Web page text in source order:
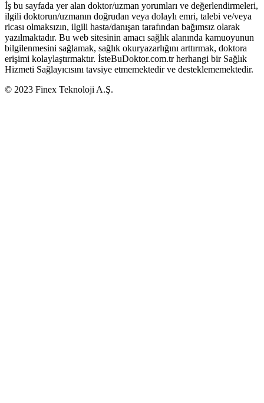
İş bu sayfada yer alan doktor/uzman yorumları ve değerlendirmeleri,
ilgili doktorun/uzmanın doğrudan veya dolaylı emri, talebi ve/veya
ricası olmaksızın, ilgili hasta/danışan tarafından bağımsız olarak
yazılmaktadır. Bu web sitesinin amacı sağlık alanında kamuoyunun
bilgilenmesini sağlamak, sağlık okuryazarlığını arttırmak, doktora
erişimi kolaylaştırmaktır. İsteBuDoktor.com.tr herhangi bir Sağlık
Hizmeti Sağlayıcısını tavsiye etmemektedir ve desteklememektedir.
© 2023 Finex Teknoloji A.Ş.